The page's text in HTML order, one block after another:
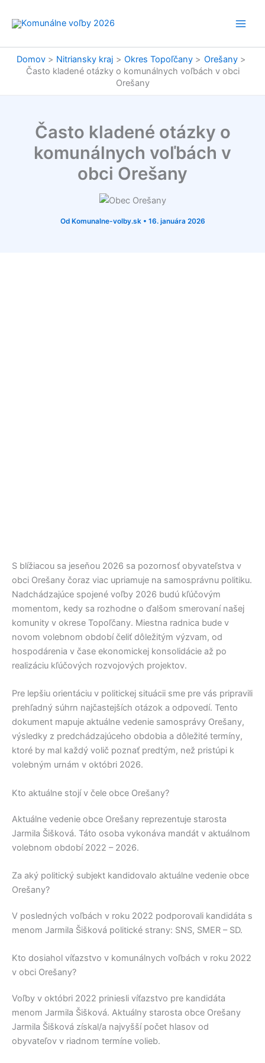
Domov Nitriansky kraj Okres Topoľčany
Orešany
Často kladené otázky o komunálnych voľbách v obci
Orešany
Často kladené otázky o
komunálnych voľbách v
obci Orešany
Od Komunalne-volby.sk • 16. januára 2026
S blížiacou sa jeseňou 2026 sa pozornosť obyvateľstva v
obci Orešany čoraz viac upriamuje na samosprávnu politiku.
Nadchádzajúce spojené voľby 2026 budú kľúčovým
momentom, kedy sa rozhodne o ďalšom smerovaní našej
komunity v okrese Topoľčany. Miestna radnica bude v
novom volebnom období čeliť dôležitým výzvam, od
hospodárenia v čase ekonomickej konsolidácie až po
realizáciu kľúčových rozvojových projektov.
Pre lepšiu orientáciu v politickej situácii sme pre vás pripravili
prehľadný súhrn najčastejších otázok a odpovedí. Tento
dokument mapuje aktuálne vedenie samosprávy Orešany,
výsledky z predchádzajúceho obdobia a dôležité termíny,
ktoré by mal každý volič poznať predtým, než pristúpi k
volebným urnám v októbri 2026.
Kto aktuálne stojí v čele obce Orešany?
Aktuálne vedenie obce Orešany reprezentuje starosta
Jarmila Šišková. Táto osoba vykonáva mandát v aktuálnom
volebnom období 2022 – 2026.
Za aký politický subjekt kandidovalo aktuálne vedenie obce
Orešany?
V posledných voľbách v roku 2022 podporovali kandidáta s
menom Jarmila Šišková politické strany: SNS, SMER – SD.
Kto dosiahol víťazstvo v komunálnych voľbách v roku 2022
v obci Orešany?
Voľby v októbri 2022 priniesli víťazstvo pre kandidáta
menom Jarmila Šišková. Aktuálny starosta obce Orešany
Jarmila Šišková získal/a najvyšší počet hlasov od
obyvateľov v riadnom termíne volieb.